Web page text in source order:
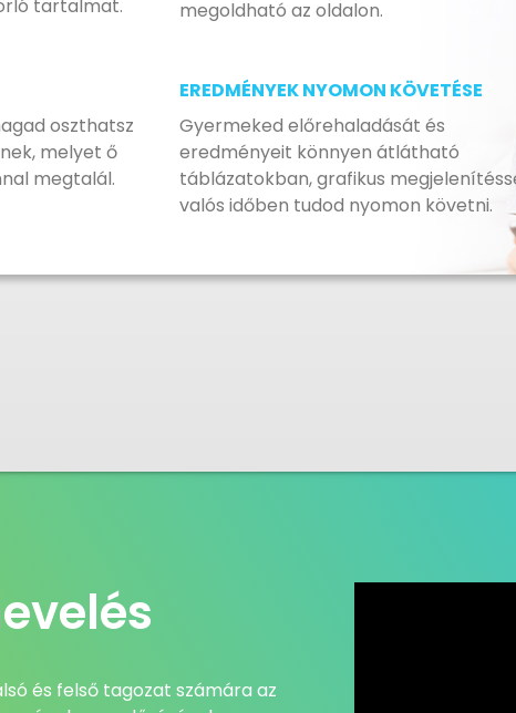
tartalmat.
megoldható az oldalon.
oszthatsz
melyet ő
megtalál.
EREDMÉNYEK NYOMON KÖVETÉSE
Gyermeked előrehaladását és
eredményeit könnyen átlátható
táblázatokban, grafikus
valós időben tudod nyomon követni.
és felső tagozat számára az